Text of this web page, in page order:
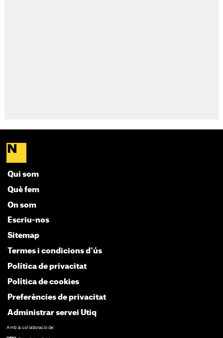
Qui som
Què fem
On som
Escriu-nos
Sitemap
Termes i condicions d'ús
Política de privacitat
Política de cookies
Preferències de privacitat
Administrar servei Utiq
Amb la col·laboració de: